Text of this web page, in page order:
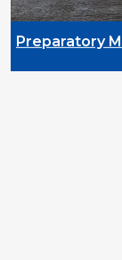
for the 25th